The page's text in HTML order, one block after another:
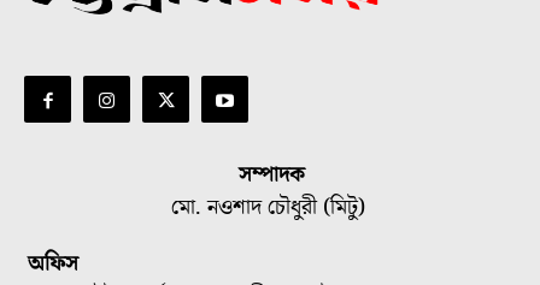
সম্পাদক
মো. নওশাদ চৌধুরী (মিটু)
অফিস